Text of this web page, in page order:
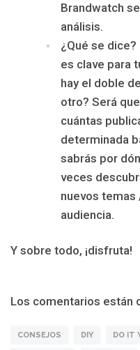
Brandwatch
análisis.
¿Qué se dice?
es clave para
hay el doble
otro? Será
cuántas
determinada
sabrás por
veces
nuevos temas
audiencia.
Y sobre todo, ¡disfruta!
Los comentarios están
CONSEJOS DIY DO IT